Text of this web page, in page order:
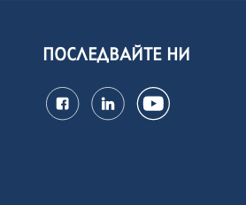
ПОСЛЕДВАЙТЕ НИ